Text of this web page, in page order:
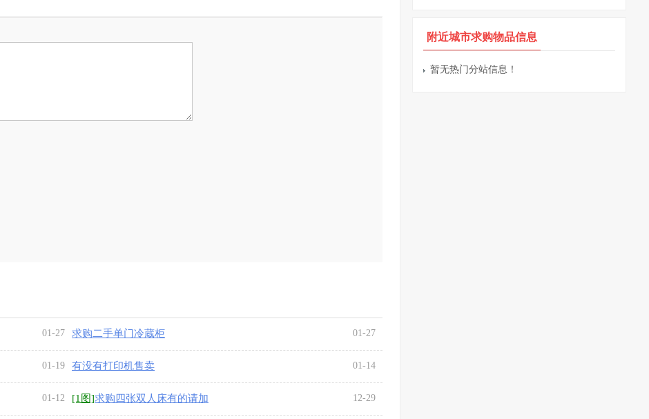
01-27 求购二手单门冷蔵柜 01-27
01-19 有没有打印机售卖 01-14
01-12 [1图]求购四张双人床有的请加 12-29
附近城市求购物品信息
暂无热门分站信息！